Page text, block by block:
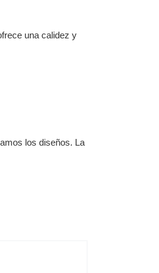
una calidez y
los diseños. La